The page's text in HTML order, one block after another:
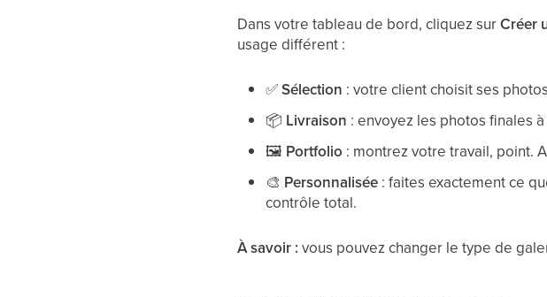
Dans votre tableau de bord, cliquez surCréer
usage différent :
✅Sélection : votre client choisit ses
📦 Livraison : envoyez les photos finales
🖼 Portfolio : montrez votre travail, point.
🎨 Personnalisée : faites exactement ce
contrôle total.
À savoir :vous pouvez changer le type de